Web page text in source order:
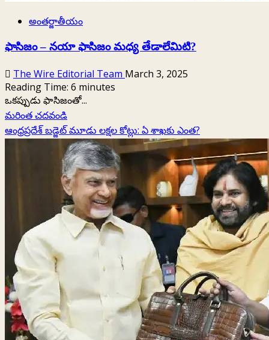
అంతర్జాతీయం
ఫాసిజం – నయా ఫాసిజం మధ్య తేడాలేమిటి?
The Wire Editorial Team March 3, 2025
Reading Time: 6 minutes
ఒకప్పుడు ఫాసిజంతో...
మరింత చదవండిRead
more
about
ఫాసిజం
–
నయా
ఫాసిజం
మధ్య
తేడాలేమిటి?
ఆంధ్రప్రదేశ్ బడ్జెట్ మూడు లక్షల కోట్లు: ఏ శాఖకు ఎంత?